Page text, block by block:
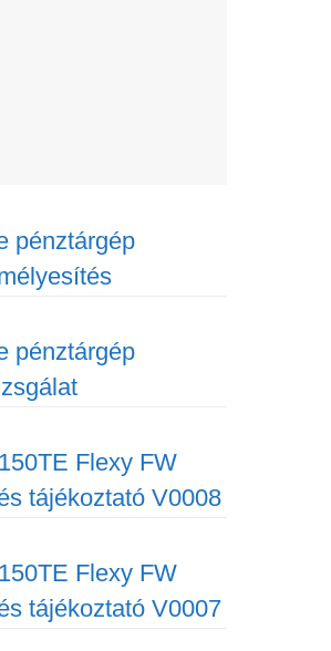
pénztárgép
pénztárgép
Flexy FW
tájékoztató V0008
Flexy FW
tájékoztató V0007